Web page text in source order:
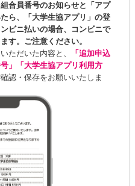
合員番号のお知らせと「アプ
ら、「大学生協アプリ」の登
ビニ払いの場合、コンビニで
す。ご注意ください。
ただいた内容と、
「追加申込
」「大学生協アプリ利用方
認・保存をお願いいたしま